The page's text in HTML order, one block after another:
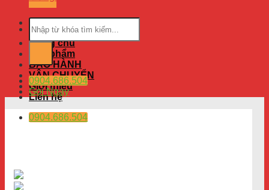
Trang chủ
Sản phẩm
BẢO HÀNH
VẬN CHUYỂN
Giới thiệu
Liên hệ
0904.686.504
0904.686.504
Gọi Ngay